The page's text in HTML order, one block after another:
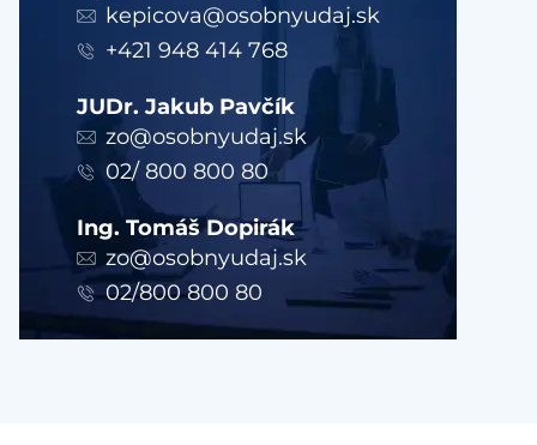
kepicova@osobnyudaj.sk
+421 948 414 768
JUDr. Jakub Pavčík
zo@osobnyudaj.sk
02/ 800 800 80
Ing. Tomáš Dopirák
zo@osobnyudaj.sk
02/800 800 80